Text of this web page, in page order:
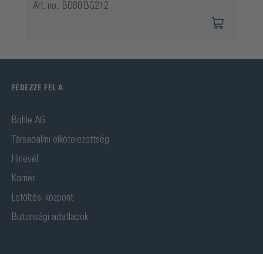
Art. no.: BO80.BG212
FEDEZZE FEL A
Bohle AG
Társadalmi elkötelezettség
Hírlevél
Karrier
Letöltési központ
Biztonsági adatlapok